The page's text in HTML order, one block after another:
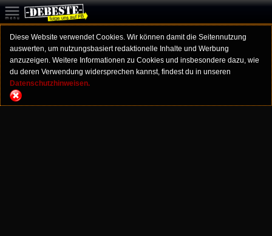
Diese Website verwendet Cookies. Wir können damit die Seitennutzung
auswerten, um nutzungsbasiert redaktionelle Inhalte und Werbung
anzuzeigen. Weitere Informationen zu Cookies und insbesondere dazu, wie
du deren Verwendung widersprechen kannst, findest du in unseren
Datenschutzhinweisen.